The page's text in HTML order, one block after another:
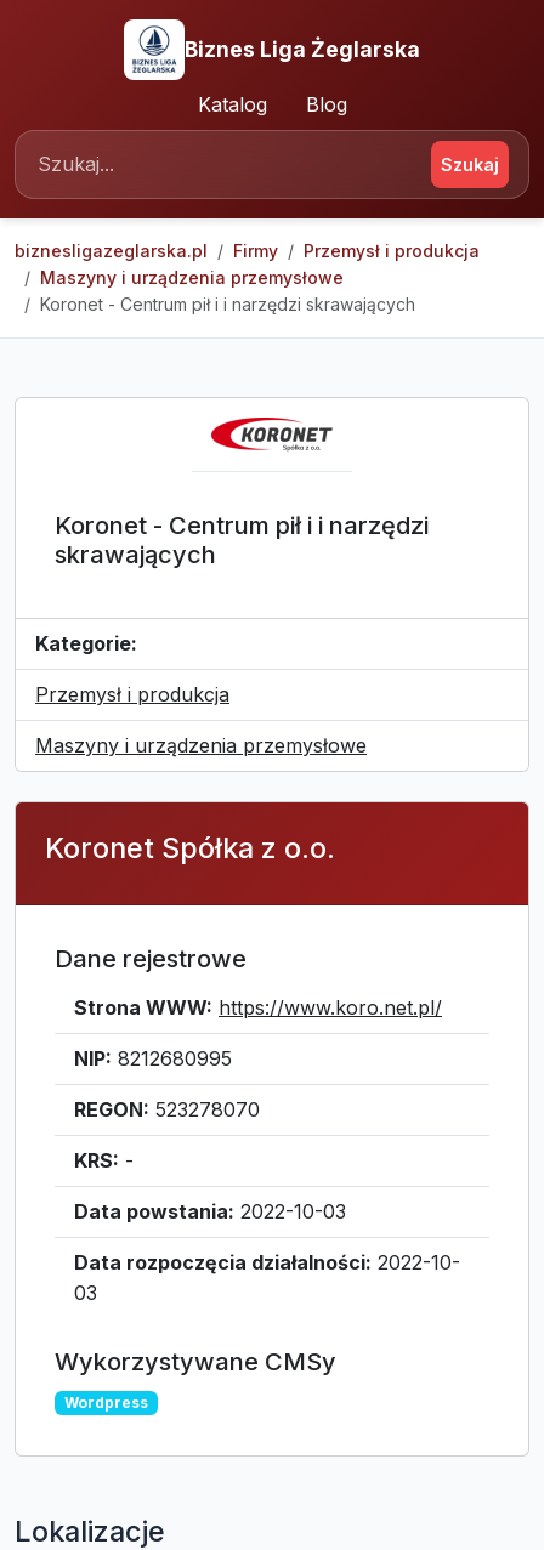
Biznes Liga Żeglarska
Katalog Blog
Szukaj
biznesligazeglarska.pl Firmy
Przemysł i produkcja
Maszyny i urządzenia przemysłowe
Koronet - Centrum pił i i narzędzi skrawających
Koronet - Centrum pił i i narzędzi
skrawających
Kategorie:
Przemysł i produkcja
Maszyny i urządzenia przemysłowe
Koronet Spółka z o.o.
Dane rejestrowe
Strona WWW: https://www.koro.net.pl/
NIP: 8212680995
REGON: 523278070
KRS: -
Data powstania: 2022-10-03
Data rozpoczęcia działalności: 2022-10-
03
Wykorzystywane CMSy
Wordpress
Lokalizacje